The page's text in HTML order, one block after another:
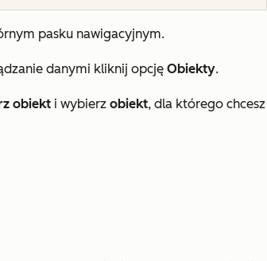
pasku nawigacyjnym.
danymi kliknij opcję Obiekty.
obiekt i wybierz obiekt, dla którego chcesz